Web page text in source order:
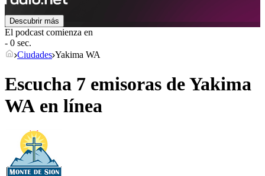
Descubrir más
El podcast comienza en
- 0 sec.
Ciudades Yakima WA
Escucha 7 emisoras deYakima
WA en línea